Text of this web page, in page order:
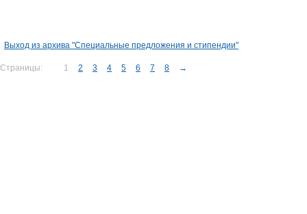
Выход из архива "Специальные предложения и стипендии"
Страницы: 1 2 3 4 5 6 7 8 →